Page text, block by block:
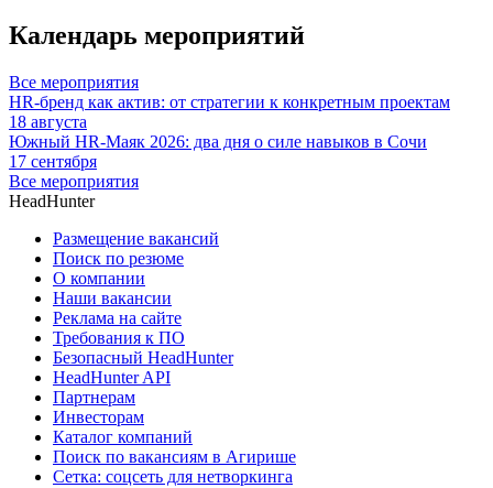
Календарь мероприятий
Все мероприятия
HR-бренд как актив: от стратегии к конкретным проектам
18 августа
Южный HR-Маяк 2026: два дня о силе навыков в Сочи
17 сентября
Все мероприятия
HeadHunter
Размещение вакансий
Поиск по резюме
О компании
Наши вакансии
Реклама на сайте
Требования к ПО
Безопасный HeadHunter
HeadHunter API
Партнерам
Инвесторам
Каталог компаний
Поиск по вакансиям в Агирише
Сетка: соцсеть для нетворкинга